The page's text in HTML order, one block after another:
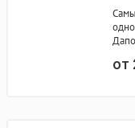
от